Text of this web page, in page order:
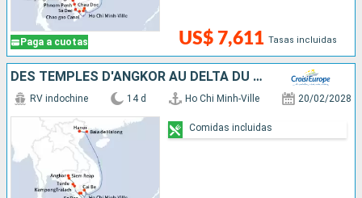
Paga a cuotas US$ 7,611 Tasas incluidas
DES TEMPLES D'ANGKOR AU DELTA DU MÉKONG, HANOÏ ET LA BAIE D'ALONG (FORMULE PORT/PORT)
RV indochine 14 d Ho Chi Minh-Ville 20/02/2028
Comidas incluidas